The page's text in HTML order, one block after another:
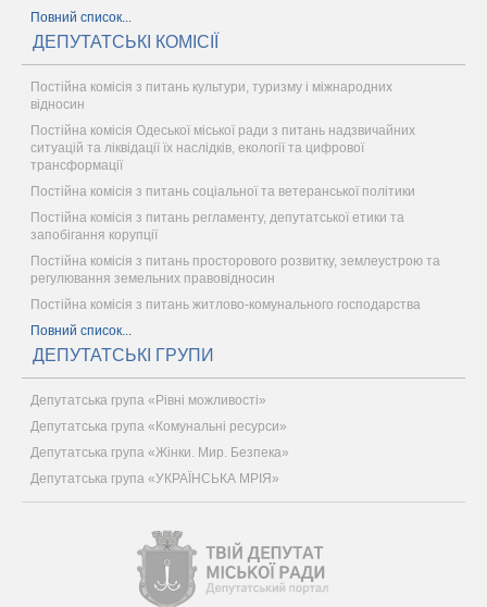
Повний список...
ДЕПУТАТСЬКІ КОМІСІЇ
Постійна комісія з питань культури, туризму і міжнародних
відносин
Постійна комісія Одеської міської ради з питань надзвичайних
ситуацій та ліквідації їх наслідків, екології та цифрової
трансформації
Постійна комісія з питань соціальної та ветеранської політики
Постійна комісія з питань регламенту, депутатської етики та
запобігання корупції
Постійна комісія з питань просторового розвитку, землеустрою та
регулювання земельних правовідносин
Постійна комісія з питань житлово-комунального господарства
Повний список...
ДЕПУТАТСЬКІ ГРУПИ
Депутатська група «Рівні можливості»
Депутатська група «Комунальні ресурси»
Депутатська група «Жінки. Мир. Безпека»
Депутатська група «УКРАЇНСЬКА МРІЯ»